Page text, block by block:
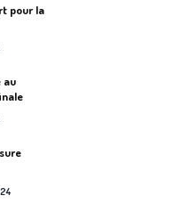
pour la
au